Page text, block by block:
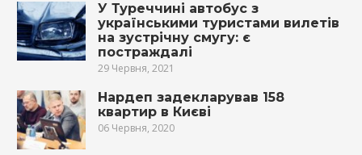
У Туреччині автобус з
українськими туристами вилетів
на зустрічну смугу: є
постраждалі
29 Червня, 2021
Нардеп задекларував 158
квартир в Києві
06 Червня, 2020